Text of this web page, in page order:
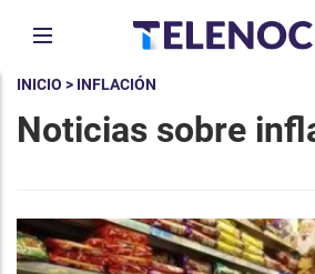
INICIO > INFLACIÓN
Noticias sobre